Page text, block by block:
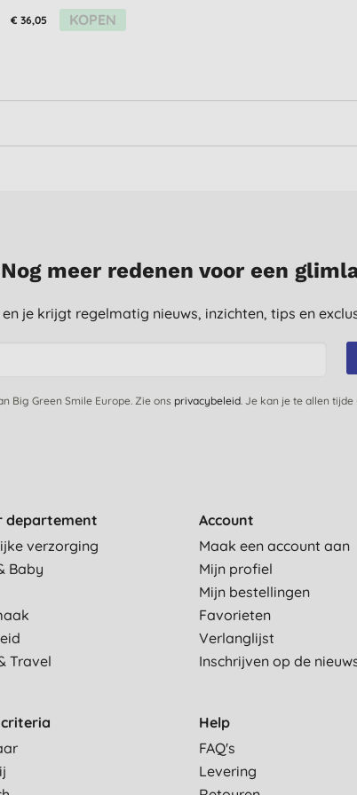
€ 36,05 KOPEN
Nog meer redenen voor een
je krijgt regelmatig nieuws, inzichten, tips en
Big Green Smile Europe. Zie ons privacybeleid. Je kan je te allen tijde
departement
verzorging
Baby
Travel
Account
Maak een account aan
Mijn profiel
Mijn bestellingen
Favorieten
Verlanglijst
Inschrijven op de
Help
FAQ's
Levering